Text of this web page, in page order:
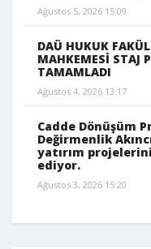
Ağustos 5, 2026 15:09
DAÜ HUKUK
MAHKEMESİ STAJ
TAMAMLADI
Ağustos 4, 2026 13:17
Cadde Dönüşüm
Değirmenlik
yatırım
ediyor.
Ağustos 3, 2026 15:20